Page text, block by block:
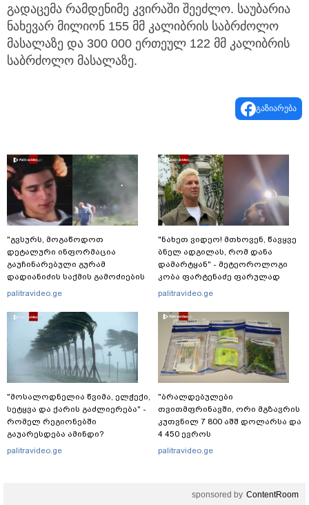
გადაცემა რამდენიმე კვირაში შეეძლო. საუბარია
ნახევარ მილიონ 155 მმ კალიბრის საბრძოლო
მასალაზე და 300 000 ერთეულ 122 მმ კალიბრის
საბრძოლო მასალაზე.
გაზიარება
"გვსურს, მოგაწოდოთ
დეტალური ინფორმაცია
გაუჩინარებული გურამ
დადიანიძის საქმის გამოძიების
შესახებ" - შსს განცხადებას
palitravideo.ge
"მოსალოდნელია წვიმა, ელ­ჭე­ქი,
სე­ტყვა და ქა­რის გაძ­ლი­ე­რე­ბა" -
რომელ რეგიონებში
გაუარესდება ამინდი?
palitravideo.ge
"ნახეთ ვიდეო! მთხოვენ, წავყვე
ბნელ ადგილას, რომ დანა
დამარტყან" - მეტეოროლოგი
კობა ფარტენაძე ფარულად
გადაღებულ კადრებს აქვეყნებს
palitravideo.ge
"ბრალდებულები
თვითმფრინავში, ორი მგზავრის
კუთვნილ 7 800 აშშ დოლარსა და
4 450 ევროს
მართლსაწინააღმდეგოდ
palitravideo.ge
sponsored by ContentRoom